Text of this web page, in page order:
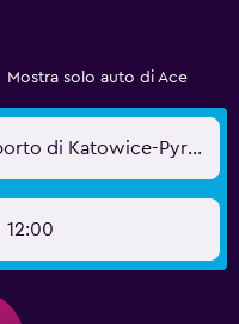
Mostra solo auto di Ace
Katowice, Polonia - Aeroporto di Katowice-Pyrzowice (KTW)
12:00